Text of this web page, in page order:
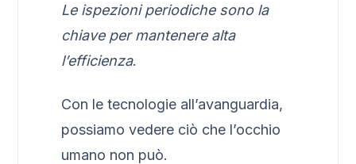
Le ispezioni periodiche sono la
chiave per mantenere alta
l’efficienza.
Con le tecnologie all’avanguardia,
possiamo vedere ciò che l’occhio
umano non può.